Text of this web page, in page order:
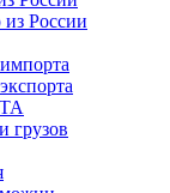
России
грузов